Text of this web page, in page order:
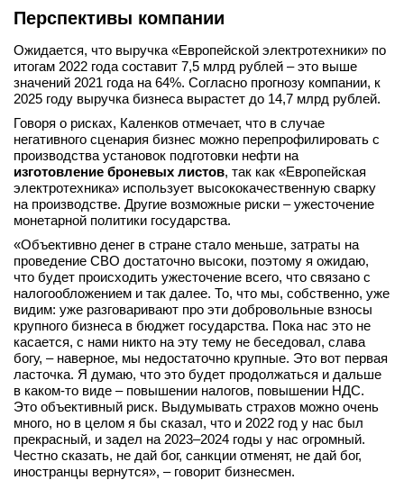
Перспективы компании
Ожидается, что выручка «Европейской электротехники» по
итогам 2022 года составит 7,5 млрд рублей – это выше
значений 2021 года на 64%. Согласно прогнозу компании, к
2025 году выручка бизнеса вырастет до 14,7 млрд рублей.
Говоря о рисках, Каленков отмечает, что в случае
негативного сценария бизнес можно перепрофилировать с
производства установок подготовки нефти на
изготовление броневых листов, так как «Европейская
электротехника» использует высококачественную сварку
на производстве. Другие возможные риски – ужесточение
монетарной политики государства.
«Объективно денег в стране стало меньше, затраты на
проведение СВО достаточно высоки, поэтому я ожидаю,
что будет происходить ужесточение всего, что связано с
налогообложением и так далее. То, что мы, собственно, уже
видим: уже разговаривают про эти добровольные взносы
крупного бизнеса в бюджет государства. Пока нас это не
касается, с нами никто на эту тему не беседовал, слава
богу, – наверное, мы недостаточно крупные. Это вот первая
ласточка. Я думаю, что это будет продолжаться и дальше
в каком-то виде – повышении налогов, повышении НДС.
Это объективный риск. Выдумывать страхов можно очень
много, но в целом я бы сказал, что и 2022 год у нас был
прекрасный, и задел на 2023–2024 годы у нас огромный.
Честно сказать, не дай бог, санкции отменят, не дай бог,
иностранцы вернутся», – говорит бизнесмен.